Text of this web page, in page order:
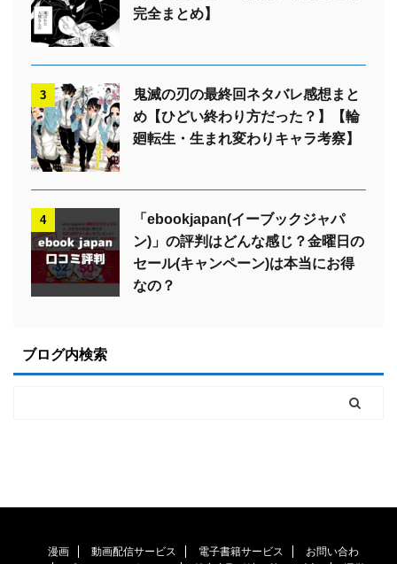
完全まとめ】
3
鬼滅の刃の最終回ネタバレ感想まと
め【ひどい終わり方だった？】【輪
廻転生・生まれ変わりキャラ考察】
4
「ebookjapan(イーブックジャパ
ン)」の評判はどんな感じ？金曜日の
セール(キャンペーン)は本当にお得
なの？
ブログ内検索
漫画 動画配信サービス 電子書籍サービス
お問い合わ